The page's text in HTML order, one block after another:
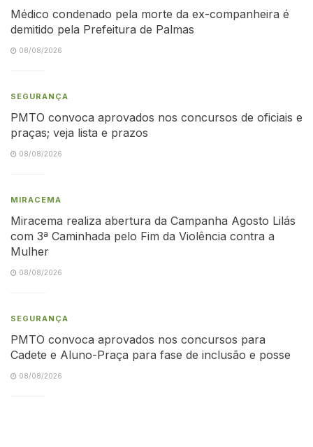
Médico condenado pela morte da ex-companheira é
demitido pela Prefeitura de Palmas
08/08/2026
SEGURANÇA
PMTO convoca aprovados nos concursos de oficiais e
praças; veja lista e prazos
08/08/2026
MIRACEMA
Miracema realiza abertura da Campanha Agosto Lilás
com 3ª Caminhada pelo Fim da Violência contra a
Mulher
08/08/2026
SEGURANÇA
PMTO convoca aprovados nos concursos para
Cadete e Aluno-Praça para fase de inclusão e posse
08/08/2026